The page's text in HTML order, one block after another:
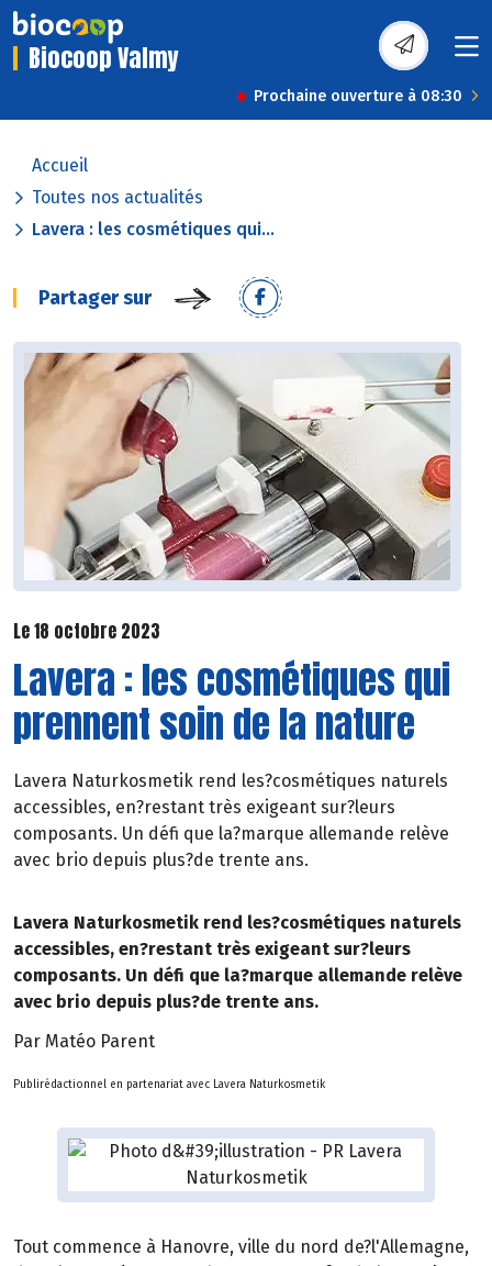
Biocoop Valmy
Prochaine ouverture à 08:30
Accueil
Toutes nos actualités
Lavera : les cosmétiques qui...
Partager sur
Le 18 octobre 2023
Lavera : les cosmétiques qui
prennent soin de la nature
Lavera Naturkosmetik rend les?cosmétiques naturels
accessibles, en?restant très exigeant sur?leurs
composants. Un défi que la?marque allemande relève
avec brio depuis plus?de trente ans.
Lavera Naturkosmetik rend les?cosmétiques naturels
accessibles, en?restant très exigeant sur?leurs
composants. Un défi que la?marque allemande relève
avec brio depuis plus?de trente ans.
Par Matéo Parent
Publirédactionnel en partenariat avec Lavera Naturkosmetik
Tout commence à Hanovre, ville du nord de?l'Allemagne,